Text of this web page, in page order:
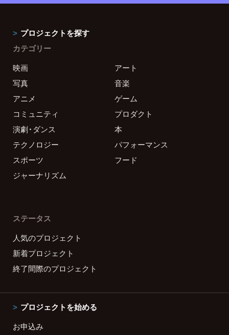
プロジェクトを探す
カテゴリー
映画
アート
写真
音楽
アニメ
ゲーム
コミュニティ
プロダクト
演劇・ダンス
本
テクノロジー
パフォーマンス
スポーツ
フード
ジャーナリズム
ステータス
人気のプロジェクト
新着プロジェクト
終了間際のプロジェクト
プロジェクトを始める
お申込み